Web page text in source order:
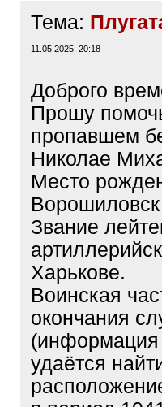
Тема:
11.05.2025, 20:18
Доброго
Прошу
пропавшем
Николае
Место
Звание
Харькове.
Воинская
окончания
(информация
удаётся